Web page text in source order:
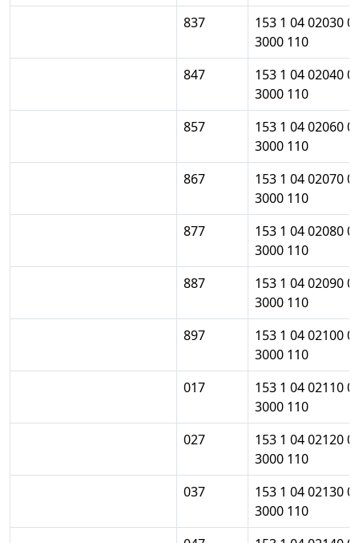
837
153 1 04 02030
3000 110
847
153 1 04 02040
3000 110
857
153 1 04 02060
3000 110
867
153 1 04 02070
3000 110
877
153 1 04 02080
3000 110
887
153 1 04 02090
3000 110
897
153 1 04 02100
3000 110
017
153 1 04 02110
3000 110
027
153 1 04 02120
3000 110
037
153 1 04 02130
3000 110